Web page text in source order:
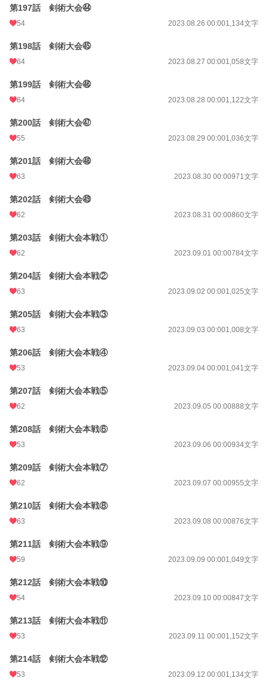
第197話 剣術大会㊹
54 2023.08.26 00:001,134文字
第198話 剣術大会㊺
64 2023.08.27 00:001,058文字
第199話 剣術大会㊻
64 2023.08.28 00:001,122文字
第200話 剣術大会㊼
55 2023.08.29 00:001,036文字
第201話 剣術大会㊽
63 2023.08.30 00:00971文字
第202話 剣術大会㊾
62 2023.08.31 00:00860文字
第203話 剣術大会本戦①
62 2023.09.01 00:00784文字
第204話 剣術大会本戦②
63 2023.09.02 00:001,025文字
第205話 剣術大会本戦③
63 2023.09.03 00:001,008文字
第206話 剣術大会本戦④
53 2023.09.04 00:001,041文字
第207話 剣術大会本戦⑤
62 2023.09.05 00:00888文字
第208話 剣術大会本戦⑥
53 2023.09.06 00:00934文字
第209話 剣術大会本戦⑦
62 2023.09.07 00:00955文字
第210話 剣術大会本戦⑧
63 2023.09.08 00:00876文字
第211話 剣術大会本戦⑨
59 2023.09.09 00:001,049文字
第212話 剣術大会本戦⑩
54 2023.09.10 00:00847文字
第213話 剣術大会本戦⑪
53 2023.09.11 00:001,152文字
第214話 剣術大会本戦⑫
53 2023.09.12 00:001,134文字